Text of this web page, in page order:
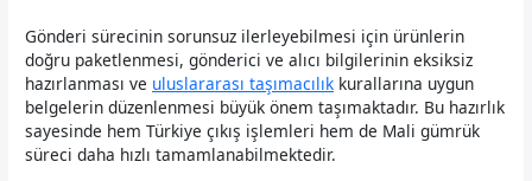
Gönderi sürecinin sorunsuz ilerleyebilmesi için ürünlerin
doğru paketlenmesi, gönderici ve alıcı bilgilerinin eksiksiz
hazırlanması ve uluslararası taşımacılık kurallarına uygun
belgelerin düzenlenmesi büyük önem taşımaktadır. Bu hazırlık
sayesinde hem Türkiye çıkış işlemleri hem de Mali gümrük
süreci daha hızlı tamamlanabilmektedir.